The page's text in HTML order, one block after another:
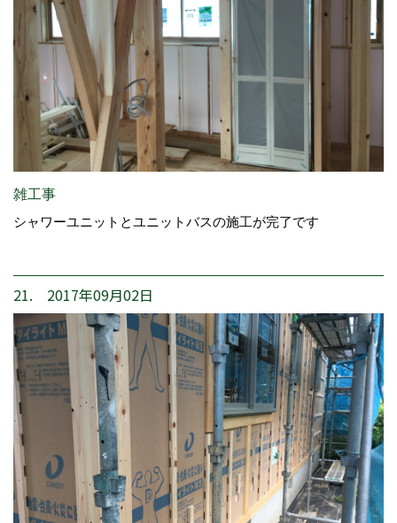
雑工事
シャワーユニットとユニットバスの施工が完了です
21. 2017年09月02日